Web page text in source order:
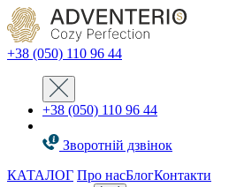
+38 (050) 110 96 44
+38 (050) 110 96 44
Зворотній дзвінок
КАТАЛОГ Про насБлогКонтакти